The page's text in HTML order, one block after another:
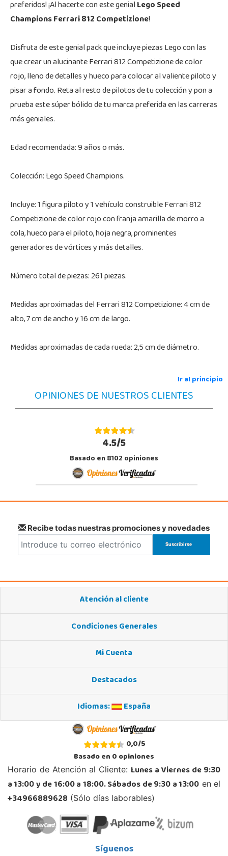
preferidos! ¡Al hacerte con este genialLego Speed
Champions Ferrari 812 Competizione!
Disfruta de este genial pack que incluye piezas Lego con las
que crear un alucinante Ferrari 812 Competizione de color
rojo, lleno de detalles y hueco para colocar al valiente piloto y
pisar a fondo. Reta al resto de pilotos de tu colección y pon a
prueba este súper bólido de tu marca preferida en las carreras
más geniales.
Edad recomendada: 9 años o más.
Colección: Lego Speed Champions.
Incluye: 1 figura piloto y 1 vehículo construible Ferrari 812
Competizione de color rojo con franja amarilla de morro a
cola, hueco para el piloto, hoja negra, prominentes
generadores de vórtices y más detalles.
Número total de piezas: 261 piezas.
Medidas aproximadas del Ferrari 812 Competizione: 4 cm de
alto, 7 cm de ancho y 16 cm de largo.
Medidas aproximadas de cada rueda: 2,5 cm de diámetro.
Ir al principio
OPINIONES DE NUESTROS CLIENTES
4.5/5
Basado en 8102 opiniones
Recibe todas nuestras promociones y novedades
Atención al cliente
Condiciones Generales
Mi Cuenta
Destacados
Idiomas:
España
0,0/5
Basado en0opiniones
Horario de Atención al Cliente: Lunes a Viernes de 9:30
a 13:00 y de 16:00 a 18:00. Sábados de 9:30 a 13:00 en el
+34966889628 (Sólo días laborables)
Síguenos